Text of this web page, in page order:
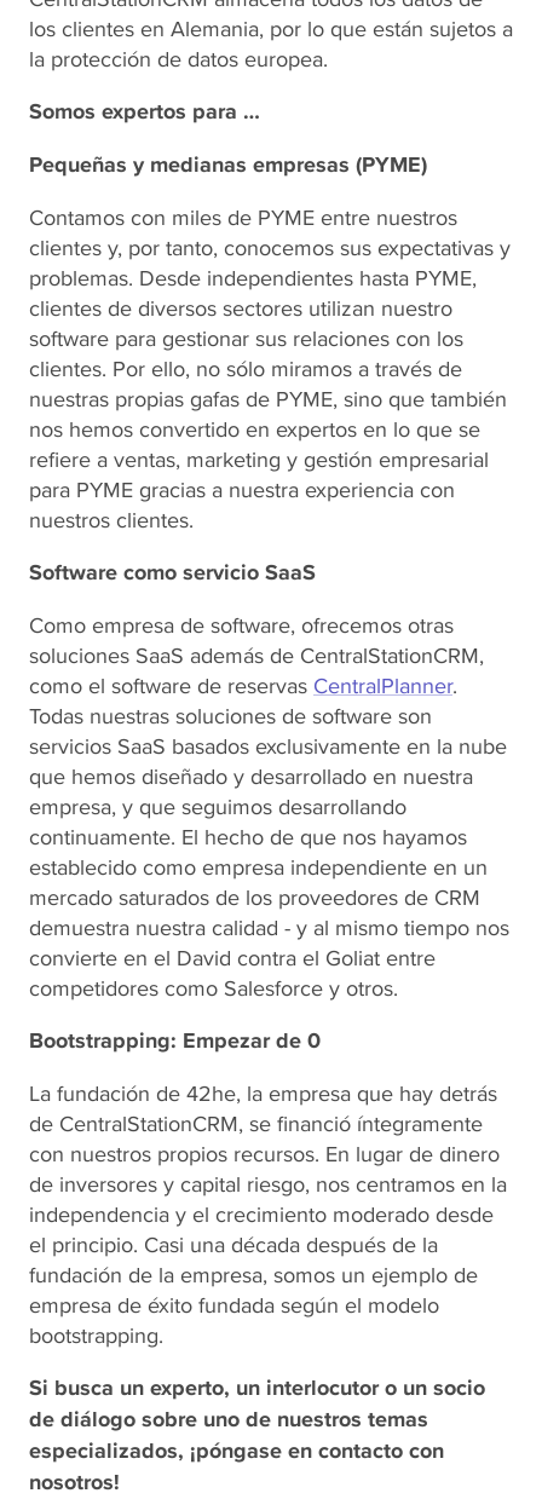
los clientes en Alemania, por lo que están sujetos a
la protección de datos europea.
Somos expertos para …
Pequeñas y medianas empresas (PYME)
Contamos con miles de PYME entre nuestros
clientes y, por tanto, conocemos sus expectativas y
problemas. Desde independientes hasta PYME,
clientes de diversos sectores utilizan nuestro
software para gestionar sus relaciones con los
clientes. Por ello, no sólo miramos a través de
nuestras propias gafas de PYME, sino que también
nos hemos convertido en expertos en lo que se
refiere a ventas, marketing y gestión empresarial
para PYME gracias a nuestra experiencia con
nuestros clientes.
Software como servicio SaaS
Como empresa de software, ofrecemos otras
soluciones SaaS además de CentralStationCRM,
como el software de reservas CentralPlanner.
Todas nuestras soluciones de software son
servicios SaaS basados exclusivamente en la nube
que hemos diseñado y desarrollado en nuestra
empresa, y que seguimos desarrollando
continuamente. El hecho de que nos hayamos
establecido como empresa independiente en un
mercado saturados de los proveedores de CRM
demuestra nuestra calidad - y al mismo tiempo nos
convierte en el David contra el Goliat entre
competidores como Salesforce y otros.
Bootstrapping: Empezar de 0
La fundación de 42he, la empresa que hay detrás
de CentralStationCRM, se financió íntegramente
con nuestros propios recursos. En lugar de dinero
de inversores y capital riesgo, nos centramos en la
independencia y el crecimiento moderado desde
el principio. Casi una década después de la
fundación de la empresa, somos un ejemplo de
empresa de éxito fundada según el modelo
bootstrapping.
Si busca un experto, un interlocutor o un socio
de diálogo sobre uno de nuestros temas
especializados, ¡póngase en contacto con
nosotros!